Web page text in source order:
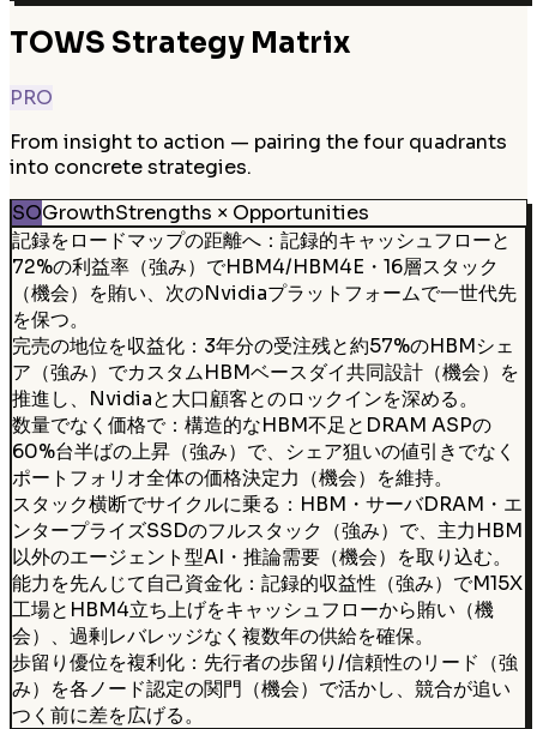
TOWS Strategy Matrix
PRO
From insight to action — pairing the four quadrants
into concrete strategies.
SOGrowthStrengths × Opportunities
記録をロードマップの距離へ：記録的キャッシュフローと
72%の利益率（強み）でHBM4/HBM4E・16層スタック
（機会）を賄い、次のNvidiaプラットフォームで一世代先
を保つ。
完売の地位を収益化：3年分の受注残と約57%のHBMシェ
ア（強み）でカスタムHBMベースダイ共同設計（機会）を
推進し、Nvidiaと大口顧客とのロックインを深める。
数量でなく価格で：構造的なHBM不足とDRAM ASPの
60%台半ばの上昇（強み）で、シェア狙いの値引きでなく
ポートフォリオ全体の価格決定力（機会）を維持。
スタック横断でサイクルに乗る：HBM・サーバDRAM・エ
ンタープライズSSDのフルスタック（強み）で、主力HBM
以外のエージェント型AI・推論需要（機会）を取り込む。
能力を先んじて自己資金化：記録的収益性（強み）でM15X
工場とHBM4立ち上げをキャッシュフローから賄い（機
会）、過剰レバレッジなく複数年の供給を確保。
歩留り優位を複利化：先行者の歩留り/信頼性のリード（強
み）を各ノード認定の関門（機会）で活かし、競合が追い
つく前に差を広げる。